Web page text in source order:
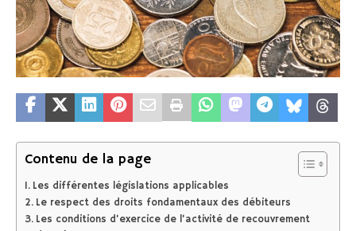
Contenu de la page
Les différentes législations applicables
Le respect des droits fondamentaux des débiteurs
Les conditions d’exercice de l’activité de recouvrement